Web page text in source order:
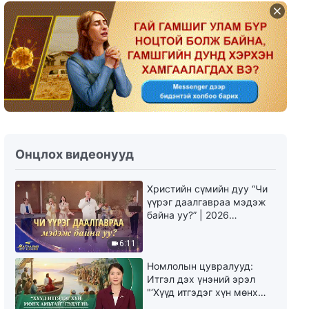
5:22
Өдөр тутмын Бурханы үг:
Амийн оролт | Эшлэл 451
Өдөр тутмын Бурханы үг:
Амийн оролт | Эшлэл 452
8:17
Өдөр тутмын Бурханы үг:
12:04
Өдөр тутмын Бурханы үг:
Амийн оролт | Эшлэл 454
Онцлох видеонууд
6:11
Христийн сүмийн дуу “Чи
үүрэг даалгавраа мэдэж
байна уу?” | 2026
Номлолын цувралууд:
Итгэл дэх үнэний эрэл
"‘Хүүд итгэдэг хүн мөнх